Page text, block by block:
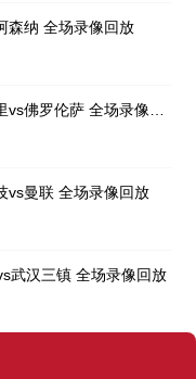
森纳 全场录像回放
vs曼联 全场录像回放
武汉三镇 全场录像回放